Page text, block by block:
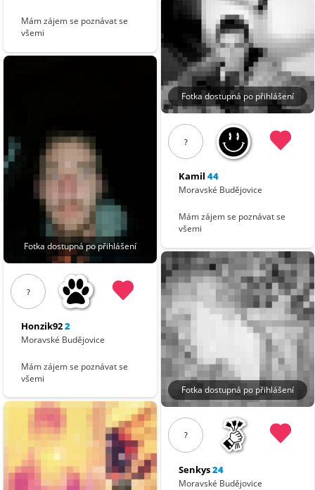
Mám zájem se poznávat se
všemi
Fotka dostupná po přihlášení
?
Honzik922
Moravské Budějovice
Mám zájem se poznávat se
všemi
Fotka dostupná po přihlášení
?
Kamil 44
Moravské Budějovice
Mám zájem se poznávat se
všemi
Fotka dostupná po přihlášení
?
Senkys24
Moravské Budějovice